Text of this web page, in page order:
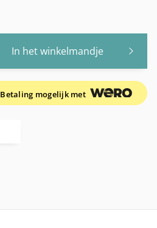
In het winkelmandje
Betaling mogelijk met